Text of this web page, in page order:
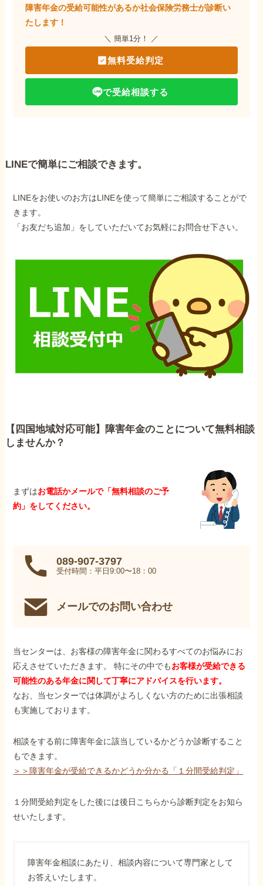
障害年金の受給可能性があるか社会保険労務士が診断い
たします！
＼ 簡単1分！ ／
無料受給判定
で受給相談する
LINEで簡単にご相談できます。
LINEをお使いのお方はLINEを使って簡単にご相談することがで
きます。
「お友だち追加」をしていただいてお気軽にお問合せ下さい。
【四国地域対応可能】障害年金のことについて無料相談
しませんか？
まずはお電話かメールで「無料相談のご予
約」をしてください。
089-907-3797
受付時間：平日9:00〜18：00
メールでのお問い合わせ
当センターは、お客様の障害年金に関わるすべてのお悩みにお
応えさせていただきます。 特にその中でもお客様が受給できる
可能性のある年金に関して丁寧にアドバイスを行います。
なお、当センターでは体調がよろしくない方のために出張相談
も実施しております。
相談をする前に障害年金に該当しているかどうか診断すること
もできます。
＞＞障害年金が受給できるかどうか分かる「１分間受給判定」
１分間受給判定をした後には後日こちらから診断判定をお知ら
せいたします。
障害年金相談にあたり、相談内容について専門家として
お答えいたします。